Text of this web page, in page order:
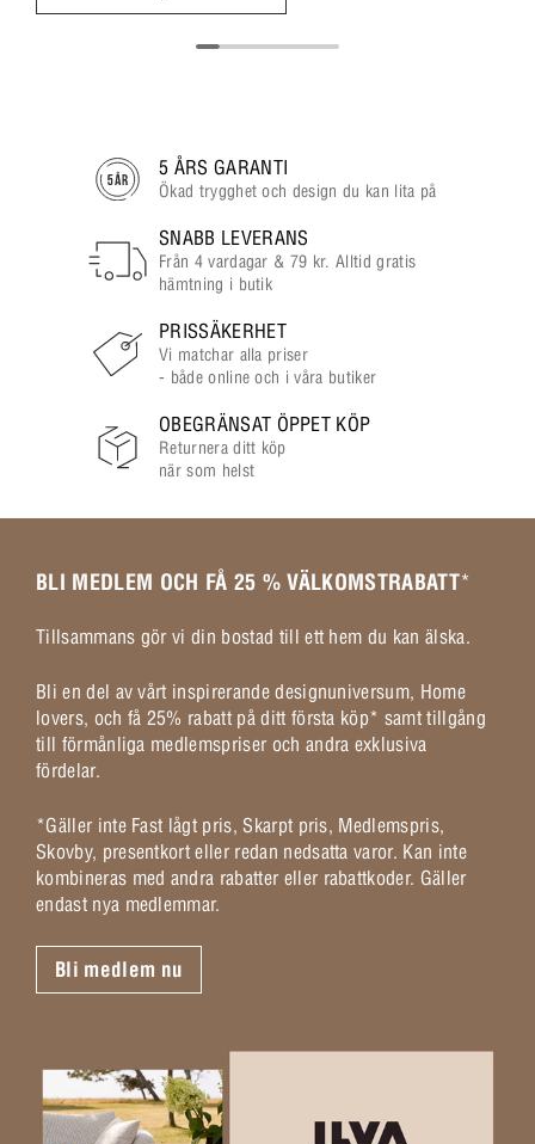
5 ÅRS GARANTI
Ökad trygghet och design du kan lita på
SNABB LEVERANS
Från 4 vardagar & 79 kr. Alltid gratis
hämtning i butik
PRISSÄKERHET
Vi matchar alla priser
- både online och i våra butiker
OBEGRÄNSAT ÖPPET KÖP
Returnera ditt köp
när som helst
BLI MEDLEM OCH FÅ 25 % VÄLKOMSTRABATT*
Tillsammans gör vi din bostad till ett hem du kan älska.
Bli en del av vårt inspirerande designuniversum, Home
lovers, och få 25% rabatt på ditt första köp* samt tillgång
till förmånliga medlemspriser och andra exklusiva
fördelar.
*Gäller inte Fast lågt pris, Skarpt pris, Medlemspris,
Skovby, presentkort eller redan nedsatta varor. Kan inte
kombineras med andra rabatter eller rabattkoder. Gäller
endast nya medlemmar.
Bli medlem nu